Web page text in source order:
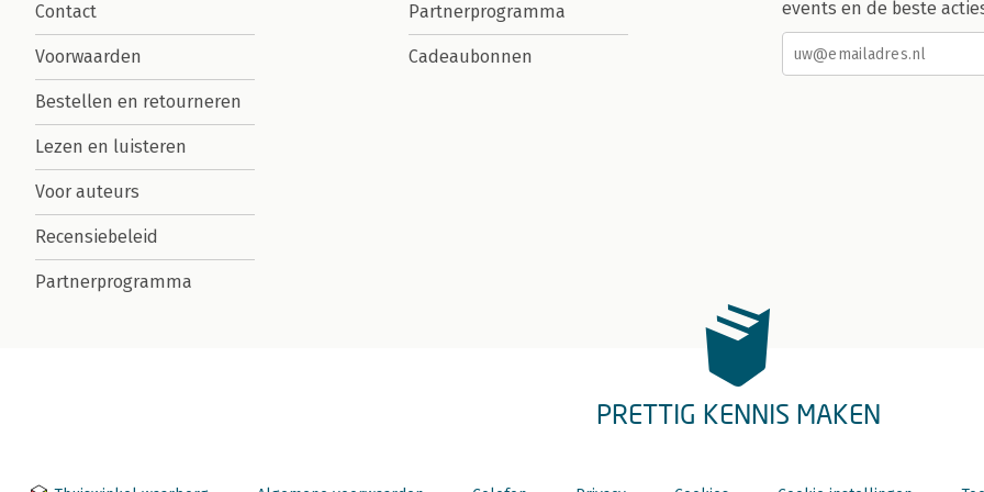
Contact
Voorwaarden
Bestellen en retourneren
Lezen en luisteren
Voor auteurs
Recensiebeleid
Partnerprogramma
Partnerprogramma
Cadeaubonnen
events en de beste
PRETTIG KENNIS MAKEN